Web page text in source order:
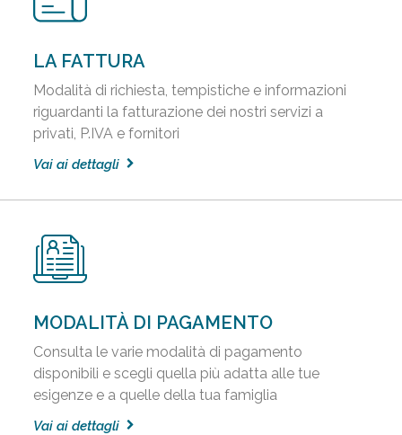
LA FATTURA
Modalità di richiesta, tempistiche e informazioni
riguardanti la fatturazione dei nostri servizi a
privati, P.IVA e fornitori
Vai ai dettagli
MODALITÀ DI PAGAMENTO
Consulta le varie modalità di pagamento
disponibili e scegli quella più adatta alle tue
esigenze e a quelle della tua famiglia
Vai ai dettagli